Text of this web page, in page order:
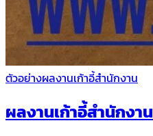
ตัวอย่างผลงานเก้าอี้สำนักงาน
ผลงานเก้าอี้สำนักงาน